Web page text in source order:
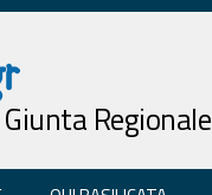
Regionale